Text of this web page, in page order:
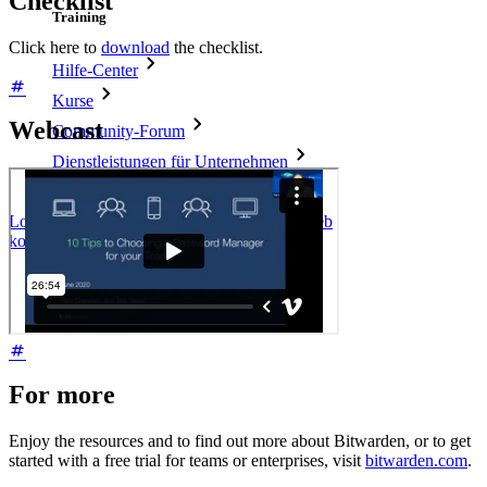
Training
Hilfe-Center
Kurse
Community-Forum
Dienstleistungen für Unternehmen
LoslegenLoslegen Vertrieb kontaktieren
Vertrieb
kontaktierenAnmelden Anmelden
Click here to download the checklist.
Webcast
For more
Enjoy the resources and to find out more about Bitwarden, or to get
started with a free trial for teams or enterprises, visit bitwarden.com.